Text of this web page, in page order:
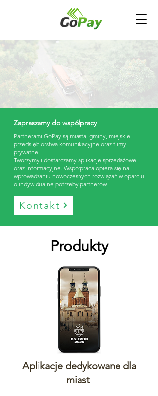
Zapraszamy do współpracy
Partnerami GoPay są miasta, gminy, miejskie
przedsiębiorstwa komunikacyjne oraz firmy
prywatne.
Tworzymy i dostarczamy aplikacje sprzedażowe
oraz informacyjne. Współpraca opiera się na
wprowadzaniu nowoczesnych rozwiązań w oparciu
o indywidualne potrzeby partnerów.
Kontakt
Produkty
Aplikacje dedykowane dla
miast